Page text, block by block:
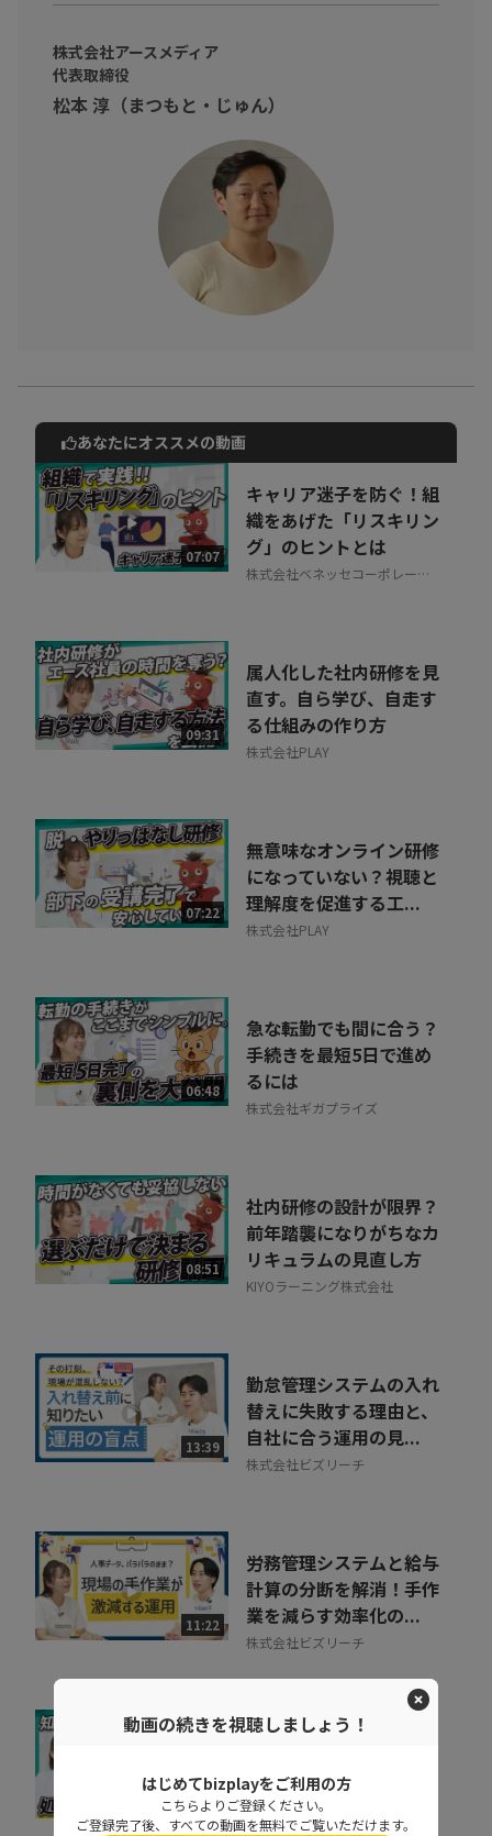
を使えるように、採用の視点から活用方法をお伺いしました。
プロフィールの書き方を、アイコンからヘッドラインまで。オス
スメの投稿頻度など。プロフェッショナルネットワーキングの最
大手、LinkedInの活用術に迫ります。
株式会社アースメディア
代表取締役
松本 淳（まつもと・じゅん）
動画でご紹介しているサービスについて
お気軽にご相談・ご質問いただけます！
30秒でお申し込み可能
相談を希望する 無料
あなたにオススメの動画
07:07
キャリア迷子を防ぐ！組
織をあげた「リスキリン
グ」のヒントとは
株式会社ベネッセコーポレーシ
09:31
属人化した社内研修を見
直す。自ら学び、自走す
る仕組みの作り方
株式会社PLAY
07:22
無意味なオンライン研修
になっていない？視聴と
理解度を促進する工...
株式会社PLAY
06:48
急な転勤でも間に合う？
手続きを最短5日で進め
るには
株式会社ギガプライズ
08:51
社内研修の設計が限界？
前年踏襲になりがちなカ
リキュラムの見直し方
KIYOラーニング株式会社
13:39
勤怠管理システムの入れ
替えに失敗する理由と、
自社に合う運用の見...
株式会社ビズリーチ
11:22
労務管理システムと給与
計算の分断を解消！手作
業を減らす効率化の...
株式会社ビズリーチ
07:02
基幹データベースのセキ
に処理速度を落と...
ペンタセキュリティ株式会社
動画の続きを視聴しましょう！
はじめてbizplayをご利用の方
こちらよりご登録ください。
ご登録完了後、すべての動画を無料でご覧いただけます。